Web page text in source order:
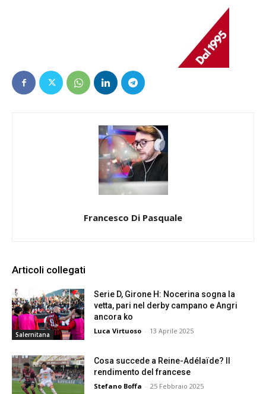
Francesco Di Pasquale
Articoli collegati
Salernitana
Serie D, Girone H: Nocerina sogna la
vetta, pari nel derby campano e Angri
ancora ko
Luca Virtuoso - 13 Aprile 2025
Cosa succede a Reine-Adélaïde? Il
rendimento del francese
Stefano Boffa - 25 Febbraio 2025